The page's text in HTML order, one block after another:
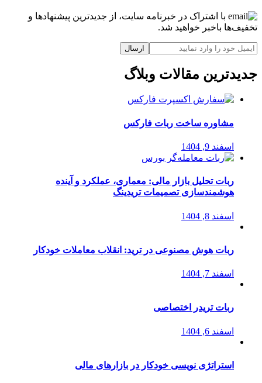
با اشتراک در خبرنامه سایت، از جدیدترین پیشنهادها و
تخفیف‌ها باخبر خواهید شد.
ارسال
جدیدترین مقالات وبلاگ
مشاوره ساخت ربات فارکس
اسفند 9, 1404
ربات تحلیل بازار مالی: معماری، عملکرد و آینده
هوشمندسازی تصمیمات تریدینگ
اسفند 8, 1404
ربات هوش مصنوعی در ترید: انقلاب معاملات خودکار
اسفند 7, 1404
ربات تریدر اختصاصی
اسفند 6, 1404
استراتژی‌ نویسی خودکار در بازارهای مالی